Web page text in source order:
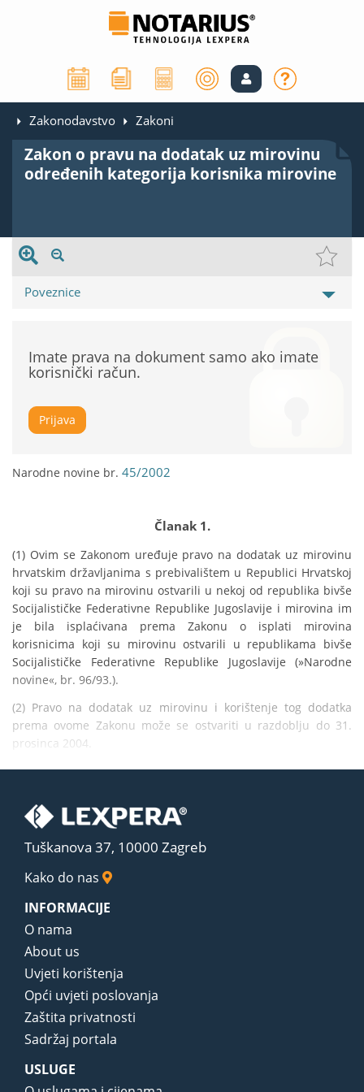
Zakonodavstvo Zakoni
Zakon o pravu na dodatak uz mirovinu
određenih kategorija korisnika mirovine
Poveznice
Imate prava na dokument samo ako imate
korisnički račun.
Prijava
Narodne novine br. 45/2002
Članak 1.
(1) Ovim se Zakonom uređuje pravo na dodatak uz mirovinu
hrvatskim državljanima s prebivalištem u Republici Hrvatskoj
koji su pravo na mirovinu ostvarili u nekoj od republika bivše
Socijalističke Federativne Republike Jugoslavije i mirovina im
je bila isplaćivana prema Zakonu o isplati mirovina
korisnicima koji su mirovinu ostvarili u republikama bivše
Socijalističke Federativne Republike Jugoslavije (»Narodne
novine«, br. 96/93.).
(2) Pravo na dodatak uz mirovinu i korištenje tog dodatka
prema ovome Zakonu može se ostvariti u razdoblju do 31.
prosinca 2004.
Tuškanova 37, 10000 Zagreb
Kako do nas
INFORMACIJE
O nama
About us
Uvjeti korištenja
Opći uvjeti poslovanja
Zaštita privatnosti
Sadržaj portala
USLUGE